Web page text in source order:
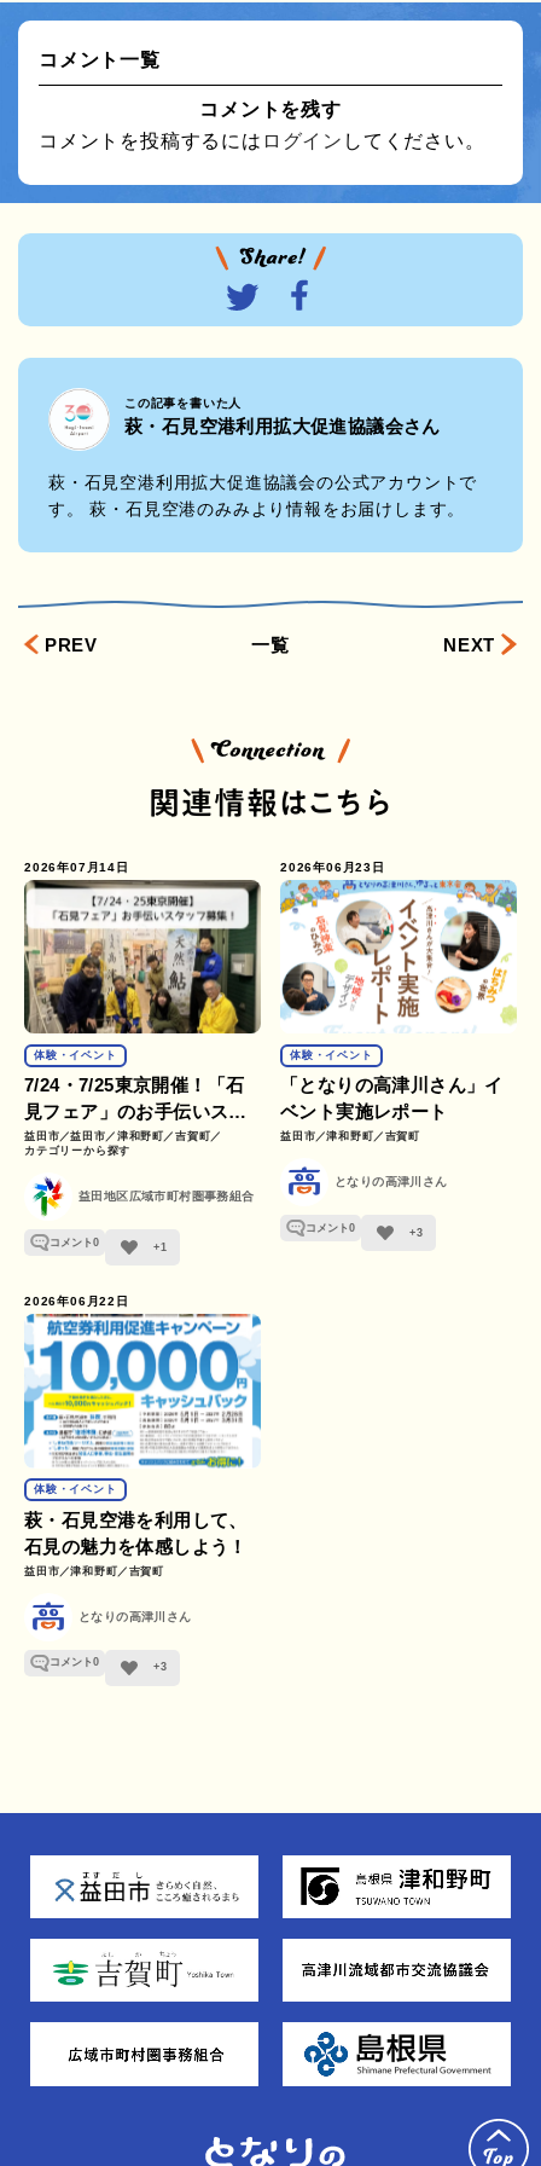
コメント一覧
コメントを残す
コメントを投稿するには ログイン してください。
萩・石見空港利用拡大促進協議会さん
この記事を書いた人
萩・石見空港利用拡大促進協議会の公式アカウントで
す。 萩・石見空港のみみより情報をお届けします。
PREV 一覧 NEXT
関連情報はこちら
2026年07月14日
体験・イベント
7/24・7/25東京開催！「石
見フェア」のお手伝いスタ
ッフを募集します！
益田市 益田市 津和野町
吉賀町
カテゴリーから探す
益田地区広域市町村圏事務組合
コメント 0 +1
2026年06月23日
体験・イベント
「となりの高津川さん」イ
ベント実施レポート
益田市 津和野町 吉賀町
となりの高津川さん
コメント 0 +3
2026年06月22日
体験・イベント
萩・石見空港を利用して、
石見の魅力を体感しよう！
益田市 津和野町 吉賀町
となりの高津川さん
コメント 0 +3